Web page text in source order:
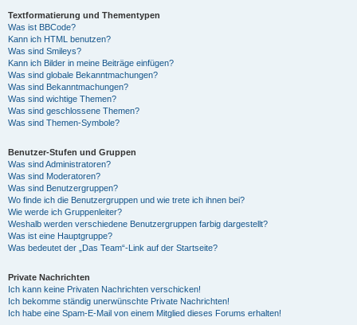
Textformatierung und Thementypen
Was ist BBCode?
Kann ich HTML benutzen?
Was sind Smileys?
Kann ich Bilder in meine Beiträge einfügen?
Was sind globale Bekanntmachungen?
Was sind Bekanntmachungen?
Was sind wichtige Themen?
Was sind geschlossene Themen?
Was sind Themen-Symbole?
Benutzer-Stufen und Gruppen
Was sind Administratoren?
Was sind Moderatoren?
Was sind Benutzergruppen?
Wo finde ich die Benutzergruppen und wie trete ich ihnen bei?
Wie werde ich Gruppenleiter?
Weshalb werden verschiedene Benutzergruppen farbig dargestellt?
Was ist eine Hauptgruppe?
Was bedeutet der „Das Team“-Link auf der Startseite?
Private Nachrichten
Ich kann keine Privaten Nachrichten verschicken!
Ich bekomme ständig unerwünschte Private Nachrichten!
Ich habe eine Spam-E-Mail von einem Mitglied dieses Forums erhalten!